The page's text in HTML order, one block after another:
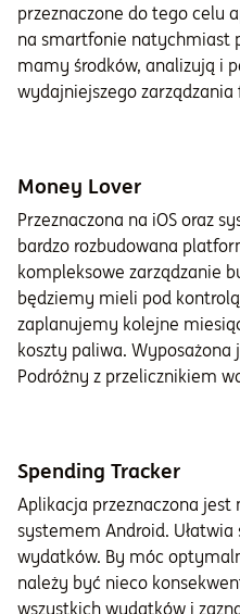
przeznaczone do tego celu
na smartfonie natychmiast
mamy środków, analizują i
wydajniejszego zarządzania
Money Lover
Przeznaczona na iOS oraz
bardzo rozbudowana
kompleksowe zarządzanie
będziemy mieli pod
zaplanujemy kolejne
koszty paliwa.
Podróżny z przelicznikiem
Spending Tracker
Aplikacja przeznaczona jest
systemem Android.
wydatków. By móc
należy być nieco
wszystkich wydatków i